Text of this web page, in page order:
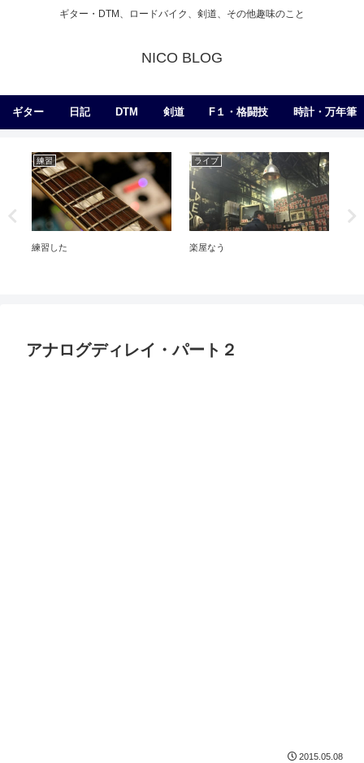
ギター・DTM、ロードバイク、剣道、その他趣味のこと
NICO BLOG
ギター 日記 DTM 剣道 F１・格闘技 時計・万年筆
練習
練習した
ライブ
楽屋なう
アナログディレイ・パート２
2015.05.08